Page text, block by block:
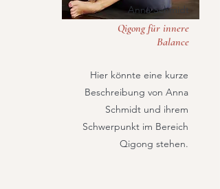
Anna Schmidt
Qigong für innere
Balance
Hier könnte eine kurze
Beschreibung von Anna
Schmidt und ihrem
Schwerpunkt im Bereich
Qigong stehen.